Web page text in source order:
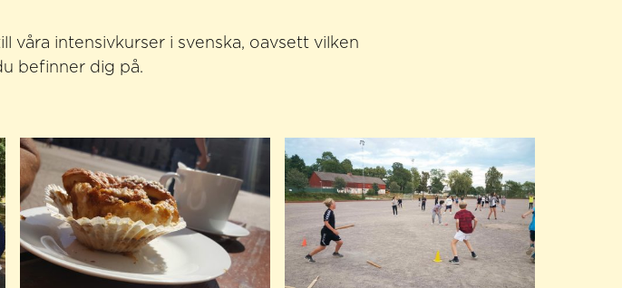
våra intensivkurser i svenska, oavsett vilken
befinner dig på.